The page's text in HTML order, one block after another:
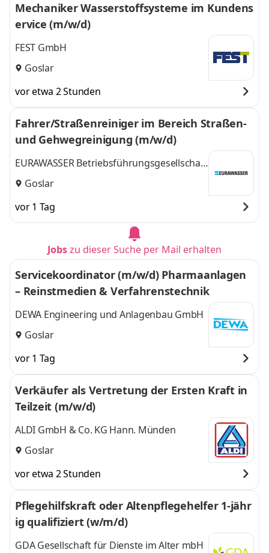
Mechaniker Wasserstoffsysteme im Kundens
ervice (m/w/d)
FEST GmbH
Goslar
vor etwa 2 Stunden
Fahrer/Straßenreiniger im Bereich Straßen-
und Gehwegreinigung (m/w/d)
EURAWASSER Betriebsführungsgesellschaft
mbHGoslar
vor 1 Tag
Jobszu dieser Suche per Mail erhalten
Servicekoordinator (m/w/d) Pharmaanlagen
– Reinstmedien & Verfahrenstechnik
DEWA Engineering und Anlagenbau GmbH
Goslar
vor 1 Tag
Verkäufer als Vertretung der Ersten Kraft in
Teilzeit (m/w/d)
ALDI GmbH & Co. KG Hann. Münden
Goslar
vor etwa 2 Stunden
Pflegehilfskraft oder Altenpflegehelfer 1-jähr
ig qualifiziert (w/m/d)
GDA Gesellschaft für Dienste im Alter mbH